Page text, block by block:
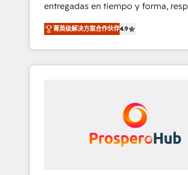
ecosystem. Would you like support
deploying your inbound marketing
We'll provide support tailored to
and sales objectives. With 125+
we are part of the most certified
coast), our services are offered in
entregadas en tiempo y forma,
por 6 acreditaciones de HubSpot y
equipo de 6 Certified Trainers
HubSpot Academy. Acompañamos
empresas en cada etapa de su
Nos caracterizamos por combinar
técnica con una mirada estratégica
菁英级解决方案合作伙伴4.9